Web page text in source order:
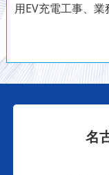
用EV充電工事、
名